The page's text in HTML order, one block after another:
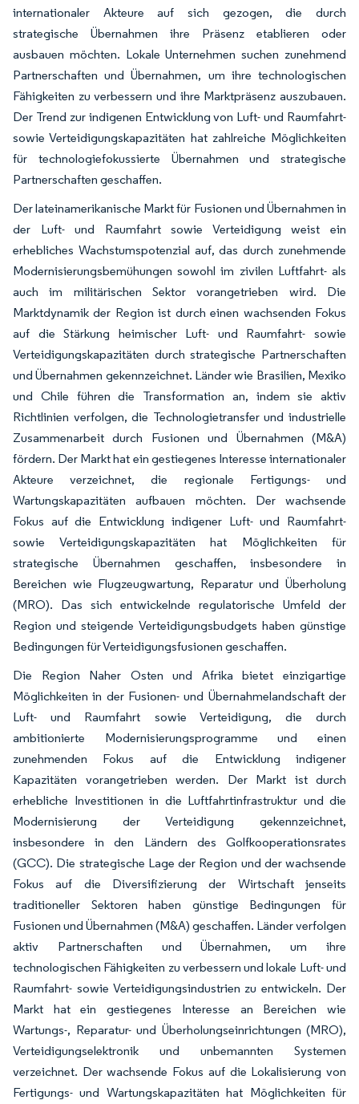
internationaler Akteure auf sich gezogen, die durch
strategische Übernahmen ihre Präsenz etablieren oder
ausbauen möchten. Lokale Unternehmen suchen zunehmend
Partnerschaften und Übernahmen, um ihre technologischen
Fähigkeiten zu verbessern und ihre Marktpräsenz auszubauen.
Der Trend zur indigenen Entwicklung von Luft- und Raumfahrt-
sowie Verteidigungskapazitäten hat zahlreiche Möglichkeiten
für technologiefokussierte Übernahmen und strategische
Partnerschaften geschaffen.
Der lateinamerikanische Markt für Fusionen und Übernahmen in
der Luft- und Raumfahrt sowie Verteidigung weist ein
erhebliches Wachstumspotenzial auf, das durch zunehmende
Modernisierungsbemühungen sowohl im zivilen Luftfahrt- als
auch im militärischen Sektor vorangetrieben wird. Die
Marktdynamik der Region ist durch einen wachsenden Fokus
auf die Stärkung heimischer Luft- und Raumfahrt- sowie
Verteidigungskapazitäten durch strategische Partnerschaften
und Übernahmen gekennzeichnet. Länder wie Brasilien, Mexiko
und Chile führen die Transformation an, indem sie aktiv
Richtlinien verfolgen, die Technologietransfer und industrielle
Zusammenarbeit durch Fusionen und Übernahmen (M&A)
fördern. Der Markt hat ein gestiegenes Interesse internationaler
Akteure verzeichnet, die regionale Fertigungs- und
Wartungskapazitäten aufbauen möchten. Der wachsende
Fokus auf die Entwicklung indigener Luft- und Raumfahrt-
sowie Verteidigungskapazitäten hat Möglichkeiten für
strategische Übernahmen geschaffen, insbesondere in
Bereichen wie Flugzeugwartung, Reparatur und Überholung
(MRO). Das sich entwickelnde regulatorische Umfeld der
Region und steigende Verteidigungsbudgets haben günstige
Bedingungen für Verteidigungsfusionen geschaffen.
Die Region Naher Osten und Afrika bietet einzigartige
Möglichkeiten in der Fusionen- und Übernahmelandschaft der
Luft- und Raumfahrt sowie Verteidigung, die durch
ambitionierte Modernisierungsprogramme und einen
zunehmenden Fokus auf die Entwicklung indigener
Kapazitäten vorangetrieben werden. Der Markt ist durch
erhebliche Investitionen in die Luftfahrtinfrastruktur und die
Modernisierung der Verteidigung gekennzeichnet,
insbesondere in den Ländern des Golfkooperationsrates
(GCC). Die strategische Lage der Region und der wachsende
Fokus auf die Diversifizierung der Wirtschaft jenseits
traditioneller Sektoren haben günstige Bedingungen für
Fusionen und Übernahmen (M&A) geschaffen. Länder verfolgen
aktiv Partnerschaften und Übernahmen, um ihre
technologischen Fähigkeiten zu verbessern und lokale Luft- und
Raumfahrt- sowie Verteidigungsindustrien zu entwickeln. Der
Markt hat ein gestiegenes Interesse an Bereichen wie
Wartungs-, Reparatur- und Überholungseinrichtungen (MRO),
Verteidigungselektronik und unbemannten Systemen
verzeichnet. Der wachsende Fokus auf die Lokalisierung von
Fertigungs- und Wartungskapazitäten hat Möglichkeiten für